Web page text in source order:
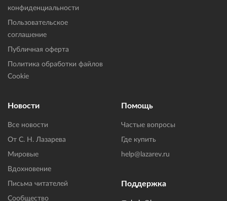
конфиденциальности
Пользовательское
соглашение
Публичная оферта
Политика обработки файлов
Cookie
Новости
Все новости
От С. Н. Лазарева
Мировые
Вдохновение
Письма читателей
Сообщество
Помощь
Частые вопросы
Где купить
help@lazarev.ru
Поддержка